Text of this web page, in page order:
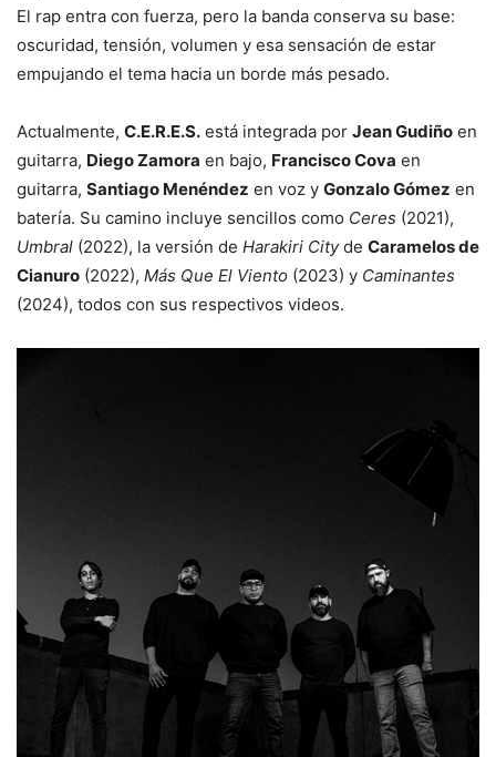
El rap entra con fuerza, pero la banda conserva su base:
oscuridad, tensión, volumen y esa sensación de estar
empujando el tema hacia un borde más pesado.
Actualmente, C.E.R.E.S. está integrada por Jean Gudiño en
guitarra, Diego Zamora en bajo, Francisco Cova en
guitarra, Santiago Menéndez en voz y Gonzalo Gómez en
batería. Su camino incluye sencillos como Ceres (2021),
Umbral (2022), la versión de Harakiri Cityde Caramelos de
Cianuro (2022), Más Que El Viento (2023) y Caminantes
(2024), todos con sus respectivos videos.